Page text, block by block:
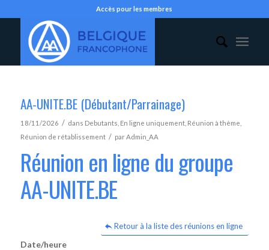
Accès pour les membres
AA-UNITE.BE (Débutant/Parrainage)
18/11/2026 / dans Debutants En ligne uniquement, Réunion à thème
Réunion de rétablissement / parAdmin_AA
Réunion en ligne du groupe
AA-UNITE.BE
Retour à la liste des réunions en ligne
Date/heure